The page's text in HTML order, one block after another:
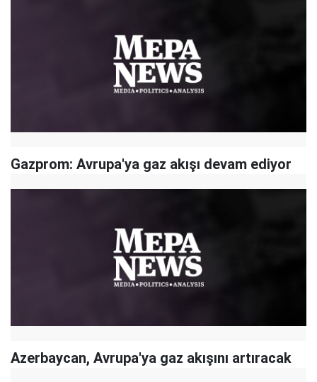
Gazprom: Avrupa'ya gaz akışı devam ediyor
Azerbaycan, Avrupa'ya gaz akışını artıracak